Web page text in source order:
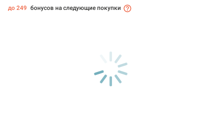
до 249 бонусов на следующие покупки